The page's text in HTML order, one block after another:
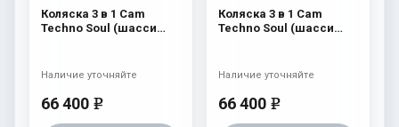
Коляска 3 в 1 Cam
Techno Soul (шасси
66 400 e
Наличие уточняйте
Коляска 3 в 1 Cam
Techno Soul (шасси
66 400 e
Наличие уточняйте